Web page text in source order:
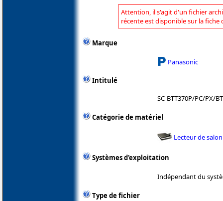
Attention, il s'agit d'un fichier
récente est disponible sur la fiche
Marque
Panasonic
Intitulé
SC-BTT370P/PC/PX/
Catégorie de matériel
Lecteur de salon
Systèmes d'exploitation
Indépendant du
Type de fichier